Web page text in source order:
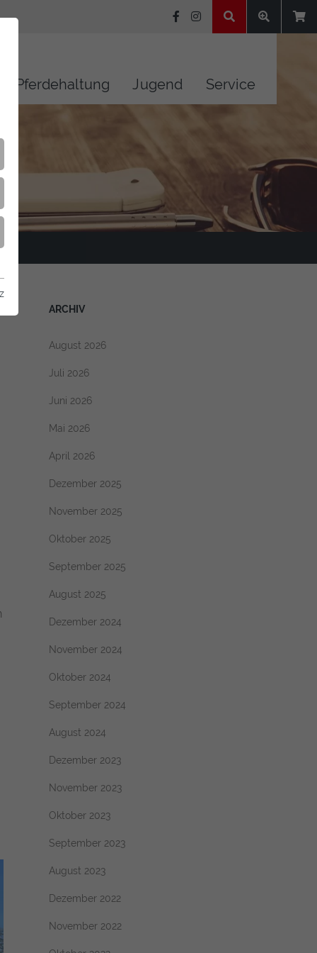
Pferdehaltung Jugend Service
ARCHIV
August 2026
Juli 2026
Juni 2026
Mai 2026
April 2026
Dezember 2025
November 2025
Oktober 2025
September 2025
August 2025
Dezember 2024
November 2024
Oktober 2024
September 2024
August 2024
Dezember 2023
November 2023
Oktober 2023
September 2023
August 2023
Dezember 2022
November 2022